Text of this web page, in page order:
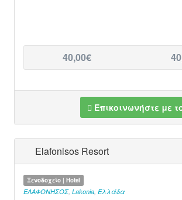
40,00€
Επικοινωνήστε με
Elafonisos Resort
Ξενοδοχείο | Hotel
ΕΛΑΦΟΝΗΣΟΣ, Lakonia, Ελλάδα